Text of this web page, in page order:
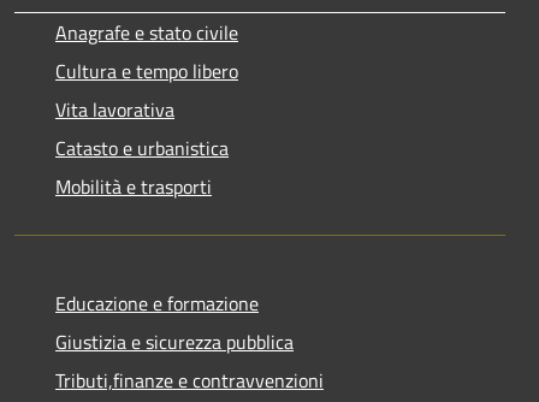
Anagrafe e stato civile
Cultura e tempo libero
Vita lavorativa
Catasto e urbanistica
Mobilità e trasporti
Educazione e formazione
Giustizia e sicurezza pubblica
Tributi,finanze e contravvenzioni